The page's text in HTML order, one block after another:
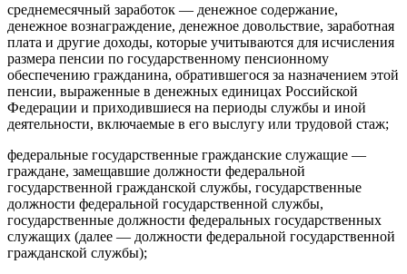
среднемесячный заработок — денежное содержание,
денежное вознаграждение, денежное довольствие, заработная
плата и другие доходы, которые учитываются для исчисления
размера пенсии по государственному пенсионному
обеспечению гражданина, обратившегося за назначением этой
пенсии, выраженные в денежных единицах Российской
Федерации и приходившиеся на периоды службы и иной
деятельности, включаемые в его выслугу или трудовой стаж;
федеральные государственные гражданские служащие —
граждане, замещавшие должности федеральной
государственной гражданской службы, государственные
должности федеральной государственной службы,
государственные должности федеральных государственных
служащих (далее — должности федеральной государственной
гражданской службы);